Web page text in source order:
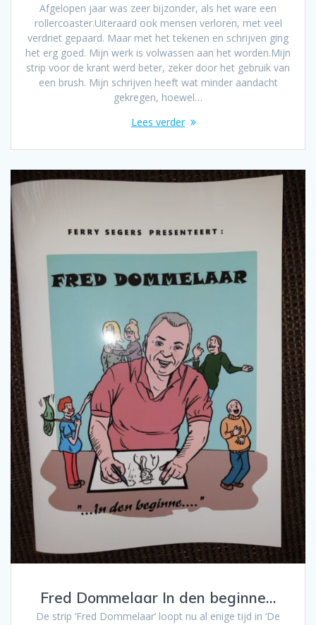
Afgelopen jaar was zeer bijzonder, als het ware een
rollercoaster.Uiteraard ook mensen verloren, met veel
verdriet gepaard. Maar met het tekenen en schrijven ging
het erg goed. Mijn werk is volwassen aan het worden.Mijn
strip voor de krant werd beter, zeker door het gebruik van
een brush. Mijn schrijven heeft wat minder aandacht
gekregen, hoewel…
Lees verder
Fred Dommelaar In den beginne…
De strip ‘Fred Dommelaar’ loopt nu al enige tijd in ‘De